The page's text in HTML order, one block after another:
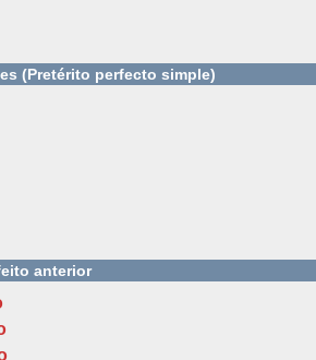
(Pretérito perfecto simple)
anterior